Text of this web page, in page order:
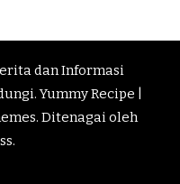
dan Informasi
Yummy Recipe |
. Ditenagai oleh
.